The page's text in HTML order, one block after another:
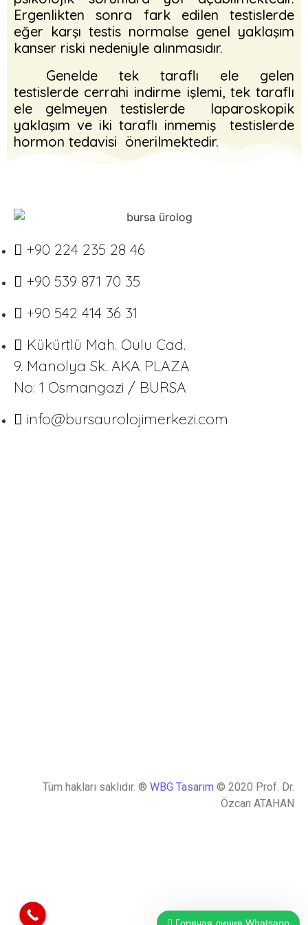
Ergenlikten sonra fark edilen testislerde
eğer karşı testis normalse genel yaklaşım
kanser riski nedeniyle alınmasıdır.
Genelde tek taraflı ele gelen
testislerde cerrahi indirme işlemi, tek taraflı
ele gelmeyen testislerde laparoskopik
yaklaşım ve iki taraflı inmemiş testislerde
hormon tedavisi önerilmektedir.
+90 224 235 28 46
+90 539 871 70 35
+90 542 414 36 31
Kükürtlü Mah. Oulu Cad.
9. Manolya Sk. AKA PLAZA
No: 1 Osmangazi / BURSA
info@bursaurolojimerkezi.com
Tüm hakları saklıdır. ® WBG Tasarım © 2020 Prof. Dr.
Özcan ATAHAN